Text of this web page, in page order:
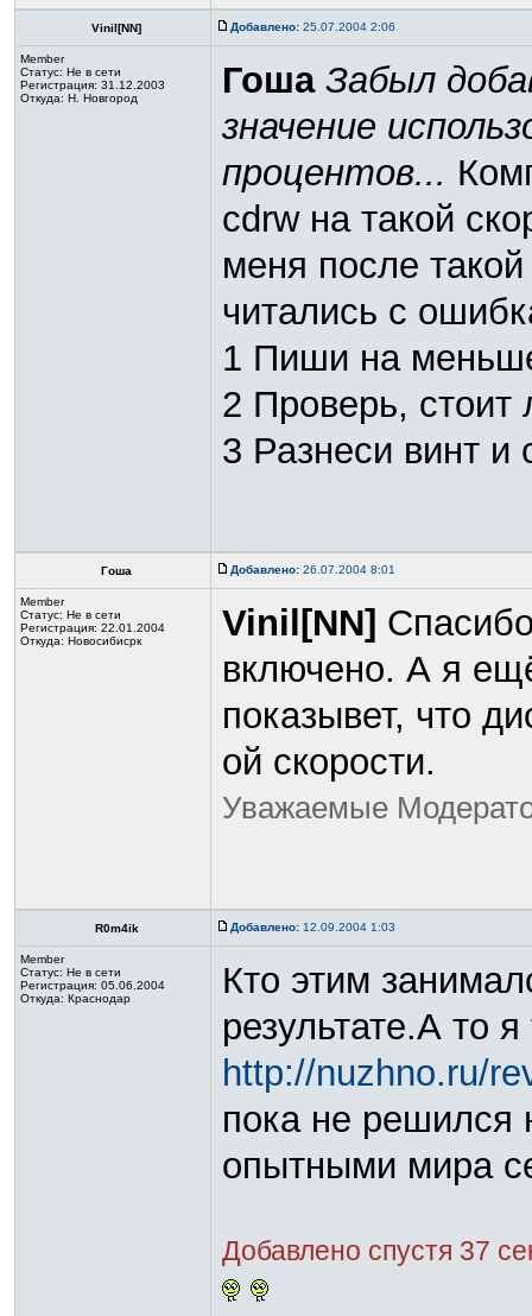
Vinil[NN] Добавлено: 25.07.2004 2:06
Member
Статус: Не в сети
Регистрация: 31.12.2003
Откуда: Н. Новгород
Гоша Забыл
значение
процентов...
cdrw на такой
меня после
читались с
1 Пиши на
2 Проверь,
3 Разнеси винт
Гоша Добавлено: 26.07.2004 8:01
Member
Статус: Не в сети
Регистрация: 22.01.2004
Откуда: Новосибисрк
Vinil[NN]
включено. А я
показывет, что
ой скорости.
Уважаемые
R0m4ik Добавлено: 12.09.2004 1:03
Member
Статус: Не в сети
Регистрация: 05.06.2004
Откуда: Краснодар
Кто этим
результате.А то
http://nuzhno.ru/
пока не решился
опытными мира
Добавлено спустя 37